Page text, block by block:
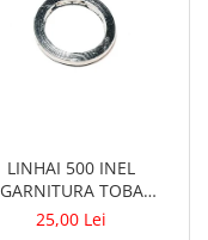
LINHAI 500 INEL
GARNITURA TOBA
ESAPAMENT, 35369
25,00 Lei